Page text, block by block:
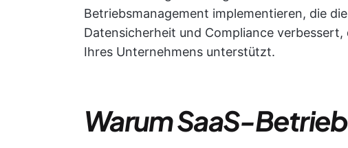
Betriebsmanagement implementieren, die
Datensicherheit und Compliance
Ihres Unternehmens unterstützt.
Warum SaaS-